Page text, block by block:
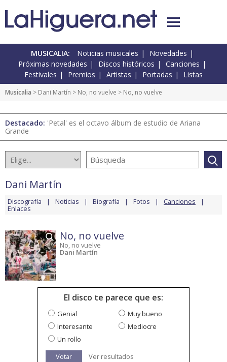
MUSICALIA: Noticias musicales
Novedades
Próximas novedades
Discos históricos
Canciones
Festivales
Premios Artistas Portadas Listas
Musicalia > Dani Martín > No, no vuelve > No, no vuelve
Destacado: 'Petal' es el octavo álbum de estudio de Ariana
Grande
Dani Martín
Discografía Noticias Biografía Fotos Canciones
Enlaces
No, no vuelve
No, no vuelve
Dani Martín
El disco te parece que es:
Genial
Muy bueno
Interesante
Mediocre
Un rollo
Votar
Ver resultados